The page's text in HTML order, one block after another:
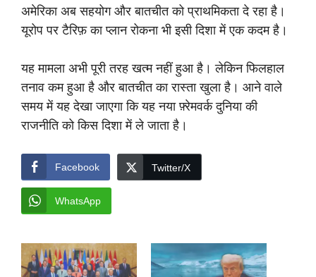
अमेरिका अब सहयोग और बातचीत को प्राथमिकता दे रहा है।
यूरोप पर टैरिफ़ का प्लान रोकना भी इसी दिशा में एक कदम है।
यह मामला अभी पूरी तरह खत्म नहीं हुआ है। लेकिन फिलहाल
तनाव कम हुआ है और बातचीत का रास्ता खुला है। आने वाले
समय में यह देखा जाएगा कि यह नया फ़्रेमवर्क दुनिया की
राजनीति को किस दिशा में ले जाता है।
Facebook Twitter/X
WhatsApp